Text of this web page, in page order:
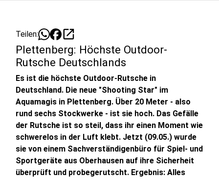
Teilen: open_in_new
Plettenberg: Höchste Outdoor-
Rutsche Deutschlands
Es ist die höchste Outdoor-Rutsche in
Deutschland. Die neue "Shooting Star" im
Aquamagis in Plettenberg. Über 20 Meter - also
rund sechs Stockwerke - ist sie hoch. Das Gefälle
der Rutsche ist so steil, dass ihr einen Moment wie
schwerelos in der Luft klebt. Jetzt (09.05.) wurde
sie von einem Sachverständigenbüro für Spiel- und
Sportgeräte aus Oberhausen auf ihre Sicherheit
überprüft und probegerutscht. Ergebnis: Alles